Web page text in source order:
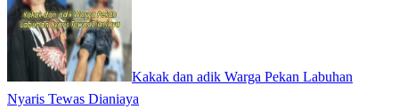
Kakak dan adik Warga Pekan Labuhan
Nyaris Tewas Dianiaya